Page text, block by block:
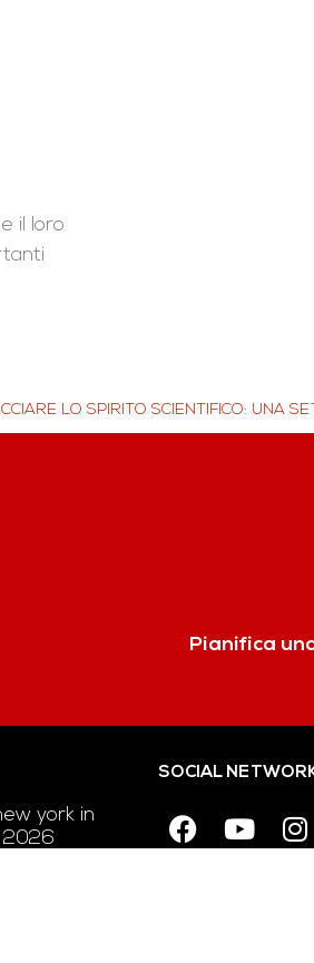
il loro
LO SPIRITO SCIENTIFICO: UNA
Pianifica
york in
SOCIAL